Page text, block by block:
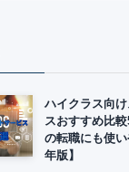
ハイクラス向
スおすすめ比
の転職にも使
年版】